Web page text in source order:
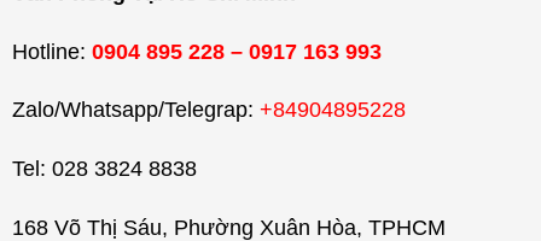
Hotline: 0904 895 228 – 0917 163 993
Zalo/Whatsapp/Telegrap: +84904895228
Tel: 028 3824 8838
168 Võ Thị Sáu, Phường Xuân Hòa, TPHCM